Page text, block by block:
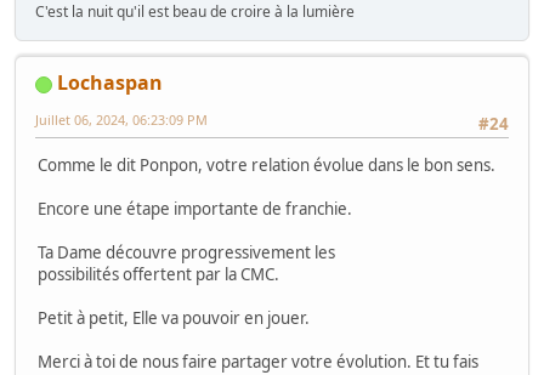
C'est la nuit qu'il est beau de croire à la lumière
Lochaspan
#24
Juillet 06, 2024, 06:23:09 PM
Comme le dit Ponpon, votre relation évolue dans le bon sens.
Encore une étape importante de franchie.
Ta Dame découvre progressivement les
possibilités offertent par la CMC.
Petit à petit, Elle va pouvoir en jouer.
Merci à toi de nous faire partager votre évolution. Et tu fais